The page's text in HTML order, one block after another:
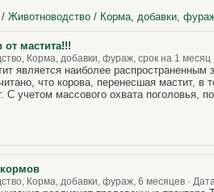
/ Животноводство / Корма, добавки,
мастита!!!
Корма, добавки, фураж, срок на 1
является наиболее распространенным
что корова, перенесшая мастит,
С учетом массового охвата поголовья,
кормов
Корма, добавки, фураж, 6 месяцев ·